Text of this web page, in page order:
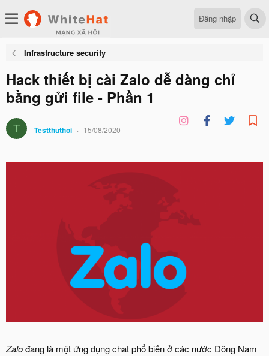
Đăng nhập
Infrastructure security
Hack thiết bị cài Zalo dễ dàng chỉ
bằng gửi file - Phần 1
T Testthuthoi 15/08/2020
Zalođang là một ứng dụng chat phổ biến ở các nước Đông Nam